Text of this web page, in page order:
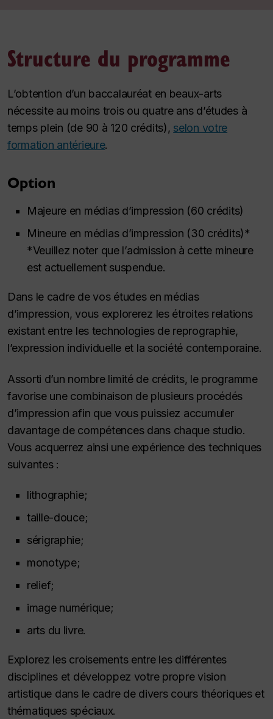
Structure du programme
L’obtention d’un baccalauréat en beaux-arts
nécessite au moins trois ou quatre ans d’études à
temps plein (de 90 à 120 crédits), selon votre
formation antérieure.
Option
Majeure en médias d’impression (60 crédits)
Mineure en médias d’impression (30 crédits)*
*Veuillez noter que l’admission à cette mineure
est actuellement suspendue.
Dans le cadre de vos études en médias
d’impression, vous explorerez les étroites relations
existant entre les technologies de reprographie,
l’expression individuelle et la société contemporaine.
Assorti d’un nombre limité de crédits, le programme
favorise une combinaison de plusieurs procédés
d’impression afin que vous puissiez accumuler
davantage de compétences dans chaque studio.
Vous acquerrez ainsi une expérience des techniques
suivantes :
lithographie;
taille-douce;
sérigraphie;
monotype;
relief;
image numérique;
arts du livre.
Explorez les croisements entre les différentes
disciplines et développez votre propre vision
artistique dans le cadre de divers cours théoriques et
thématiques spéciaux.